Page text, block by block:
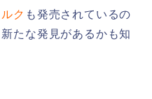
ク も発売されているの
たな発見があるかも知